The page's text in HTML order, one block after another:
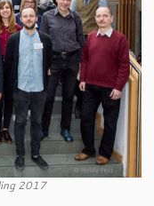
2017